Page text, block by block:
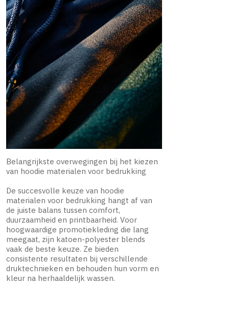
Belangrijkste overwegingen bij het kiezen
van hoodie materialen voor bedrukking
De succesvolle keuze van hoodie
materialen voor bedrukking hangt af van
de juiste balans tussen comfort,
duurzaamheid en printbaarheid. Voor
hoogwaardige promotiekleding die lang
meegaat, zijn katoen-polyester blends
vaak de beste keuze. Ze bieden
consistente resultaten bij verschillende
druktechnieken en behouden hun vorm en
kleur na herhaaldelijk wassen.